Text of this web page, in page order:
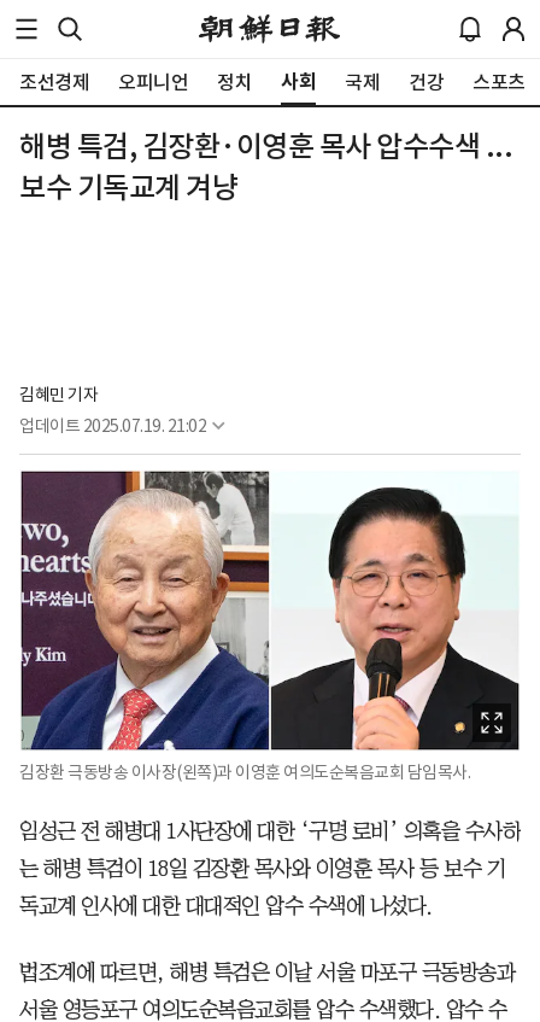
조선경제 오피니언 정치 사회 국제 건강 스포츠
해병 특검, 김장환·이영훈 목사 압수수색 ...
보수 기독교계 겨냥
김혜민 기자
업데이트 2025.07.19. 21:02
김장환 극동방송 이사장(왼쪽)과 이영훈 여의도순복음교회 담임목사.
임성근 전 해병대 1사단장에 대한 ‘구명 로비’ 의혹을 수사하
는 해병 특검이 18일 김장환 목사와 이영훈 목사 등 보수 기
독교계 인사에 대한 대대적인 압수 수색에 나섰다.
법조계에 따르면, 해병 특검은 이날 서울 마포구 극동방송과
서울 영등포구 여의도순복음교회를 압수 수색했다. 압수 수